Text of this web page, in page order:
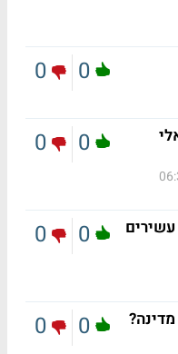
0
0
0
0
0
0
0
0